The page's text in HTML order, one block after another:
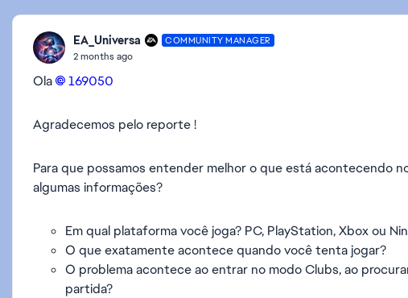
EA_Universa COMMUNITY MANAGER
2 months ago
Ola 169050​
Agradecemos pelo reporte !
Para que possamos entender melhor o que está acontecendo
algumas informações?
Em qual plataforma você joga? PC, PlayStation, Xbox ou
O que exatamente acontece quando você tenta jogar?
O problema acontece ao entrar no modo Clubs, ao
partida?